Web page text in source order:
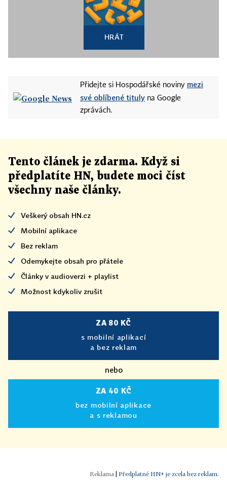
HRÁT
Přidejte si Hospodářské noviny mezi
své oblíbené tituly na Google
zprávách.
Tento článek je zdarma. Když si
předplatíte HN, budete moci číst
všechny naše články.
Veškerý obsah HN.cz
Mobilní aplikace
Bez reklam
Odemykejte obsah pro přátele
Články v audioverzi + playlist
Možnost kdykoliv zrušit
ZA 80 KČ
s mobilní aplikací
a bez reklam
nebo
ZA 40 KČ
bez mobilní aplikace
a s reklamou
| Předplatné HN+ je zcela bez reklam.